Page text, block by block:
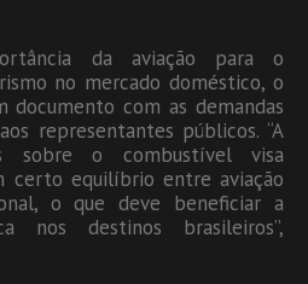
da aviação para o
no mercado doméstico, o
documento com as demandas
representantes públicos. “A
sobre o combustível visa
certo equilíbrio entre aviação
o que deve beneficiar a
nos destinos brasileiros”,